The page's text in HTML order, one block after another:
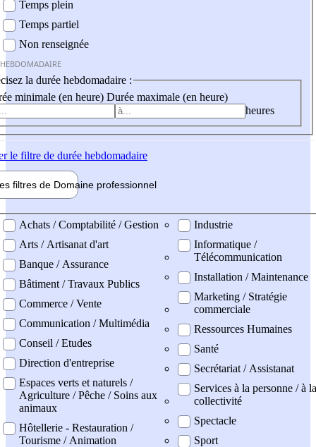
Temps plein
Temps partiel
Non renseignée
la durée hebdomadaire :
minimale (en heure) Durée maximale (en heure)
heures
le filtre de durée hebdomadaire
filtres de Domaine professionnel
professionel
Achats / Comptabilité / Gestion
Arts / Artisanat d'art
Banque / Assurance
Bâtiment / Travaux Publics
Commerce / Vente
Communication / Multimédia
Conseil / Etudes
Direction d'entreprise
Espaces verts et naturels /
Agriculture / Pêche / Soins aux
animaux
Hôtellerie - Restauration /
Tourisme / Animation
Industrie
Informatique /
Télécommunication
Installation / Maintenance
Marketing / Stratégie
commerciale
Ressources Humaines
Santé
Secrétariat / Assistanat
Services à la personne / à la
collectivité
Spectacle
Sport